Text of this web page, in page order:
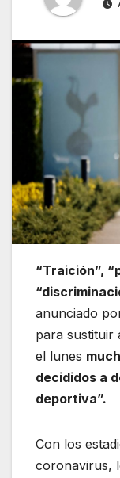
“Traición”,
anunciado
para sustituir
el lunes
decididos a
deportiva”.
Con los
coronavirus,